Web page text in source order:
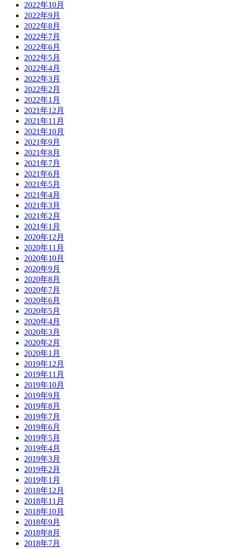
2022年10月
2022年9月
2022年8月
2022年7月
2022年6月
2022年5月
2022年4月
2022年3月
2022年2月
2022年1月
2021年12月
2021年11月
2021年10月
2021年9月
2021年8月
2021年7月
2021年6月
2021年5月
2021年4月
2021年3月
2021年2月
2021年1月
2020年12月
2020年11月
2020年10月
2020年9月
2020年8月
2020年7月
2020年6月
2020年5月
2020年4月
2020年3月
2020年2月
2020年1月
2019年12月
2019年11月
2019年10月
2019年9月
2019年8月
2019年7月
2019年6月
2019年5月
2019年4月
2019年3月
2019年2月
2019年1月
2018年12月
2018年11月
2018年10月
2018年9月
2018年8月
2018年7月